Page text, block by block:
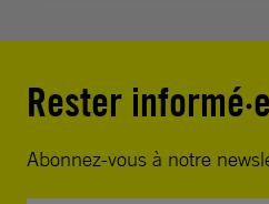
Rester informé·e
Abonnez-vous à notre